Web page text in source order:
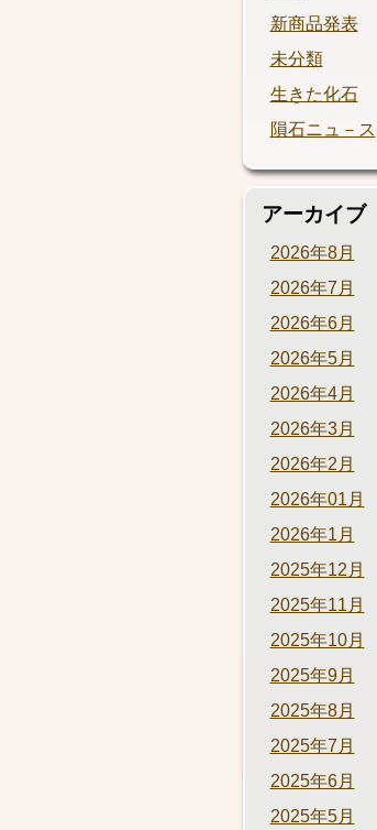
新商品発表
未分類
生きた化石
隕石ニュ－ス
アーカイブ
2026年8月
2026年7月
2026年6月
2026年5月
2026年4月
2026年3月
2026年2月
2026年01月
2026年1月
2025年12月
2025年11月
2025年10月
2025年9月
2025年8月
2025年7月
2025年6月
2025年5月